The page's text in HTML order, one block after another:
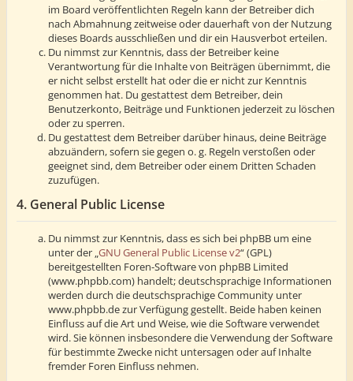
im Board veröffentlichten Regeln kann der Betreiber dich
nach Abmahnung zeitweise oder dauerhaft von der Nutzung
dieses Boards ausschließen und dir ein Hausverbot erteilen.
Du nimmst zur Kenntnis, dass der Betreiber keine
Verantwortung für die Inhalte von Beiträgen übernimmt, die
er nicht selbst erstellt hat oder die er nicht zur Kenntnis
genommen hat. Du gestattest dem Betreiber, dein
Benutzerkonto, Beiträge und Funktionen jederzeit zu löschen
oder zu sperren.
Du gestattest dem Betreiber darüber hinaus, deine Beiträge
abzuändern, sofern sie gegen o. g. Regeln verstoßen oder
geeignet sind, dem Betreiber oder einem Dritten Schaden
zuzufügen.
4. General Public License
Du nimmst zur Kenntnis, dass es sich bei phpBB um eine
unter der „GNU General Public License v2“ (GPL)
bereitgestellten Foren-Software von phpBB Limited
(www.phpbb.com) handelt; deutschsprachige Informationen
werden durch die deutschsprachige Community unter
www.phpbb.de zur Verfügung gestellt. Beide haben keinen
Einfluss auf die Art und Weise, wie die Software verwendet
wird. Sie können insbesondere die Verwendung der Software
für bestimmte Zwecke nicht untersagen oder auf Inhalte
fremder Foren Einfluss nehmen.